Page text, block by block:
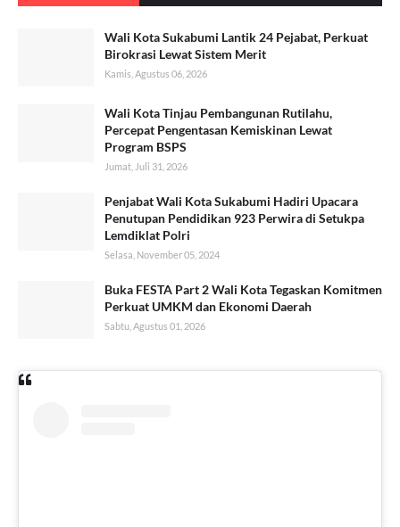
Wali Kota Sukabumi Lantik 24 Pejabat, Perkuat
Birokrasi Lewat Sistem Merit
Kamis, Agustus 06, 2026
Wali Kota Tinjau Pembangunan Rutilahu,
Percepat Pengentasan Kemiskinan Lewat
Program BSPS
Jumat, Juli 31, 2026
Penjabat Wali Kota Sukabumi Hadiri Upacara
Penutupan Pendidikan 923 Perwira di Setukpa
Lemdiklat Polri
Selasa, November 05, 2024
Buka FESTA Part 2 Wali Kota Tegaskan Komitmen
Perkuat UMKM dan Ekonomi Daerah
Sabtu, Agustus 01, 2026